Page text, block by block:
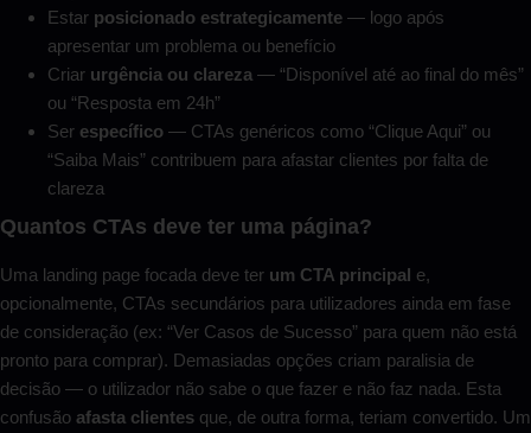
Estar posicionado estrategicamente — logo após
apresentar um problema ou benefício
Criar urgência ou clareza — “Disponível até ao final do mês”
ou “Resposta em 24h”
Ser específico — CTAs genéricos como “Clique Aqui” ou
“Saiba Mais” contribuem para afastar clientes por falta de
clareza
Quantos CTAs deve ter uma página?
Uma landing page focada deve ter um CTA principal e,
opcionalmente, CTAs secundários para utilizadores ainda em fase
de consideração (ex: “Ver Casos de Sucesso” para quem não está
pronto para comprar). Demasiadas opções criam paralisia de
decisão — o utilizador não sabe o que fazer e não faz nada. Esta
confusão afasta clientes que, de outra forma, teriam convertido. Um